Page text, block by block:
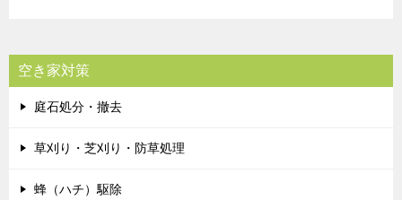
空き家対策
庭石処分・撤去
草刈り・芝刈り・防草処理
蜂（ハチ）駆除